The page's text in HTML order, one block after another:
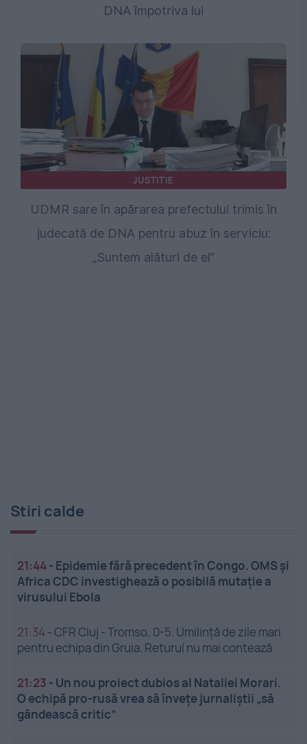
DNA împotriva lui
JUSTITIE
UDMR sare în apărarea prefectului trimis în
judecată de DNA pentru abuz în serviciu:
„Suntem alături de el”
Stiri calde
21:44- Epidemie fără precedent în Congo. OMS și
Africa CDC investighează o posibilă mutație a
virusului Ebola
21:34 -CFR Cluj - Tromso, 0-5. Umilință de zile mari
pentru echipa din Gruia. Returul nu mai contează
21:23 - Un nou proiect dubios al Nataliei Morari.
O echipă pro-rusă vrea să înveţe jurnaliştii „să
gândească critic”